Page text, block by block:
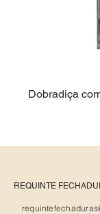
Dobradiça
REQUINTE